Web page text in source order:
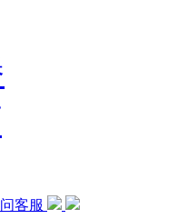
问客服